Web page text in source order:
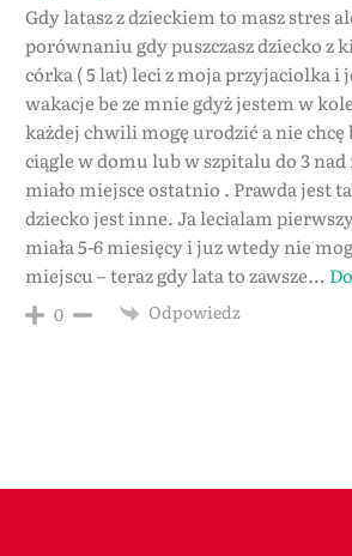
Gdy latasz z dzieckiem to masz stres
porównaniu gdy puszczasz dziecko
córka ( 5 lat) leci z moja przyjaciolka i
wakacje be ze mnie gdyż jestem w
każdej chwili mogę urodzić a nie chcę
ciągle w domu lub w szpitalu do 3
miało miejsce ostatnio . Prawda jest
dziecko jest inne. Ja lecialam
miała 5-6 miesięcy i juz wtedy nie
miejscu – teraz gdy lata to zawsze…
0 Odpowiedz